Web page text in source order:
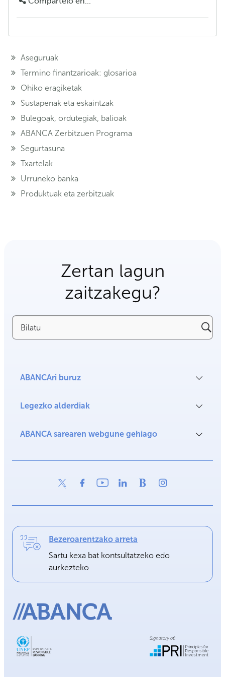
Aseguruak
Termino finantzarioak: glosarioa
Ohiko eragiketak
Sustapenak eta eskaintzak
Bulegoak, ordutegiak, balioak
ABANCA Zerbitzuen Programa
Segurtasuna
Txartelak
Urruneko banka
Produktuak eta zerbitzuak
Zertan lagun
zaitzakegu?
Bilatu
ABANCAri buruz
Legezko alderdiak
ABANCA sarearen webgune gehiago
Bezeroarentzako arreta
Sartu kexa bat kontsultatzeko edo
aurkezteko